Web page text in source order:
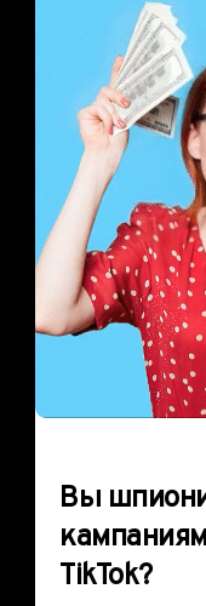
Вы
TikTok?